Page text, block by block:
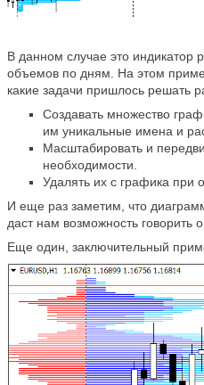
В данном случае это индикатор
объемов по дням. На этом
какие задачи пришлось решать
Создавать множество
им уникальные имена и
Масштабировать и
необходимости.
Удалять их с графика при
И еще раз заметим, что
даст нам возможность говорить
Еще один, заключительный